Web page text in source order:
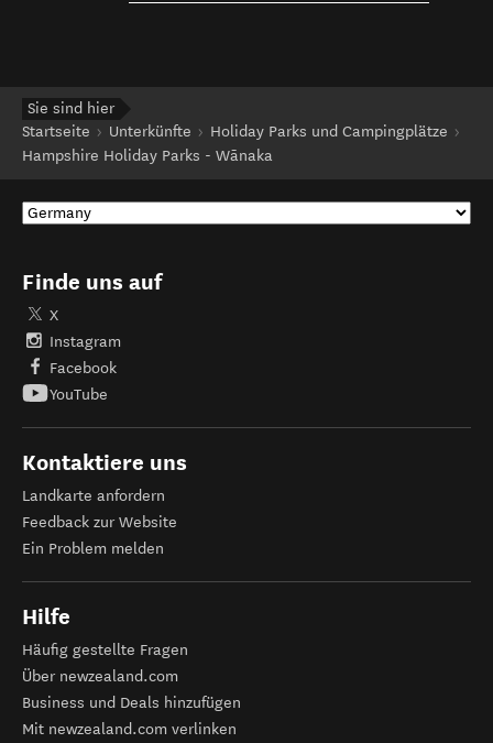
Sie sind hier
Startseite
Unterkünfte
Holiday Parks und Campingplätze
Hampshire Holiday Parks - Wānaka
Finde uns auf
X
Instagram
Facebook
YouTube
Kontaktiere uns
Landkarte anfordern
Feedback zur Website
Ein Problem melden
Hilfe
Häufig gestellte Fragen
Über newzealand.com
Business und Deals hinzufügen
Mit newzealand.com verlinken